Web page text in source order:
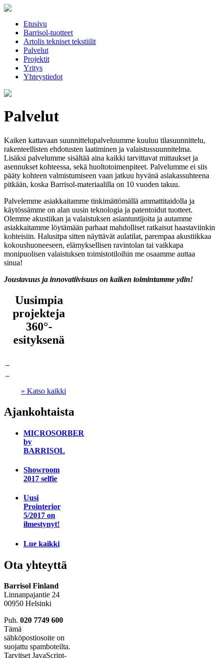
Etusivu
Barrisol-tuotteet
Artolis tekniset tekstiilit
Palvelut
Projektit
Yritys
Yhteystiedot
Palvelut
Kaiken kattavaan suunnittelupalveluumme kuuluu tilasuunnittelu,
rakenteellisten ehdotusten laatiminen ja valaistussuunnitelma.
Lisäksi palvelumme sisältää aina kaikki tarvittavat mittaukset ja
asennukset kohteessa, sekä huoltotoimenpiteet. Palvelumme ei siis
pääty kohteen valmistumiseen vaan jatkuu hyvänä asiakassuhteena
pitkään, koska Barrisol-materiaalilla on 10 vuoden takuu.
Palvelemme asiakkaitamme tinkimättömällä ammattitaidolla ja
käytössämme on alan uusin teknologia ja patentoidut tuotteet.
Olemme akustiikan ja valaistuksen asiantuntijoita ja autamme
asiakkaitamme löytämään parhaat mahdolliset ratkaisut haastaviinkin
kohteisiin. Halusitpa sitten näyttävät aulatilat, parempaa akustiikkaa
kokoushuoneeseen, elämyksellisen ravintolan tai vaikkapa
monipuolisen valaistuksen toimistotiloihin me osaamme auttaa
sinua!
Joustavuus ja innovatiivisuus on kaiken toimintamme ydin!
Uusimpia
projekteja
360°-
esityksenä
» Katso kaikki
Ajankohtaista
MICROSORBER
by
BARRISOL
Showroom
2017 selfie
Uusi
Prointerior
5/2017 on
ilmestynyt!
Lue kaikki
Ota yhteyttä
Barrisol Finland
Linnanpajantie 24
00950 Helsinki
Puh. 020 7749 600
Tämä
sähköpostiosoite on
suojattu spamboteilta.
Tarvitset JavaScript-